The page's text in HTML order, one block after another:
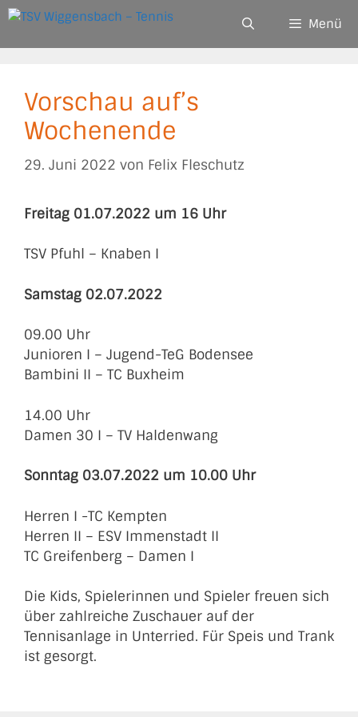
Zum
springen
Menü
Vorschau auf’s
Wochenende
29. Juni 2022 von Felix Fleschutz
Freitag 01.07.2022 um 16 Uhr
TSV Pfuhl – Knaben I
Samstag 02.07.2022
09.00 Uhr
Junioren I – Jugend-TeG Bodensee
Bambini II – TC Buxheim
14.00 Uhr
Damen 30 I – TV Haldenwang
Sonntag 03.07.2022 um 10.00 Uhr
Herren I -TC Kempten
Herren II – ESV Immenstadt II
TC Greifenberg – Damen I
Die Kids, Spielerinnen und Spieler freuen sich
über zahlreiche Zuschauer auf der
Tennisanlage in Unterried. Für Speis und Trank
ist gesorgt.